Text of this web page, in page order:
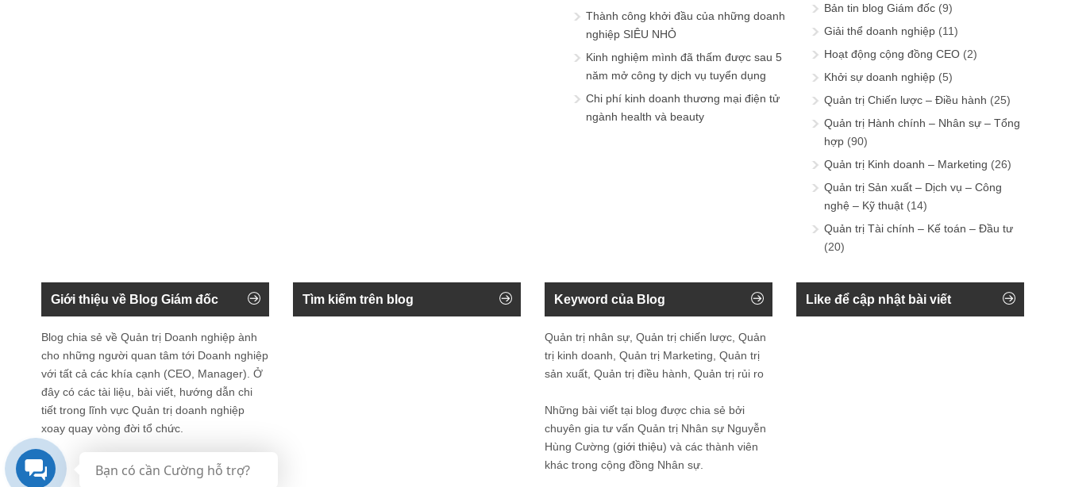
Thành công khởi đầu của những doanh
nghiệp SIÊU NHỎ
Kinh nghiệm mình đã thấm được sau 5
năm mở công ty dịch vụ tuyển dụng
Chi phí kinh doanh thương mại điện tử
ngành health và beauty
Bản tin blog Giám đốc (9)
Giải thể doanh nghiệp (11)
Hoạt động cộng đồng CEO (2)
Khởi sự doanh nghiệp (5)
Quản trị Chiến lược – Điều hành (25)
Quản trị Hành chính – Nhân sự – Tổng
hợp (90)
Quản trị Kinh doanh – Marketing (26)
Quản trị Sản xuất – Dịch vụ – Công
nghệ – Kỹ thuật (14)
Quản trị Tài chính – Kế toán – Đầu tư
(20)
Giới thiệu về Blog Giám đốc
Blog chia sẻ về Quản trị Doanh nghiệp ành
cho những người quan tâm tới Doanh nghiệp
với tất cả các khía cạnh (CEO, Manager). Ở
đây có các tài liệu, bài viết, hướng dẫn chi
tiết trong lĩnh vực Quản trị doanh nghiệp
xoay quay vòng đời tổ chức.
Tìm kiếm trên blog Keyword của Blog
Quản trị nhân sự, Quản trị chiến lược, Quản
trị kinh doanh, Quản trị Marketing, Quản trị
sản xuất, Quản trị điều hành, Quản trị rủi ro
Những bài viết tại blog được chia sẻ bởi
chuyên gia tư vấn Quản trị Nhân sự Nguyễn
Hùng Cường (giới thiệu) và các thành viên
khác trong cộng đồng Nhân sự.
Like để cập nhật bài viết
Bạn có cần Cường hỗ trợ?